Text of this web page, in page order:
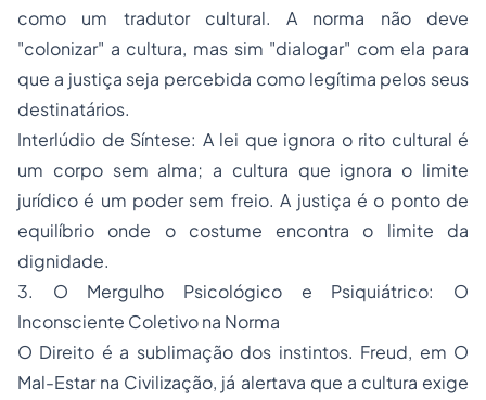
como um tradutor cultural. A norma não deve
"colonizar" a cultura, mas sim "dialogar" com ela para
que a justiça seja percebida como legítima pelos seus
destinatários.
​Interlúdio de Síntese: A lei que ignora o rito cultural é
um corpo sem alma; a cultura que ignora o limite
jurídico é um poder sem freio. A justiça é o ponto de
equilíbrio onde o costume encontra o limite da
dignidade.
​3. O Mergulho Psicológico e Psiquiátrico: O
Inconsciente Coletivo na Norma
​O Direito é a sublimação dos instintos. Freud, em O
Mal-Estar na Civilização, já alertava que a cultura exige